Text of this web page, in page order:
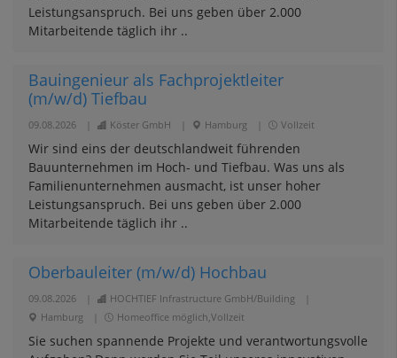
Leistungsanspruch. Bei uns geben über 2.000
Mitarbeitende täglich ihr ..
Bauingenieur als Fachprojektleiter
(m/w/d) Tiefbau
09.08.2026 Köster GmbH Hamburg Vollzeit
Wir sind eins der deutschlandweit führenden
Bauunternehmen im Hoch- und Tiefbau. Was uns als
Familienunternehmen ausmacht, ist unser hoher
Leistungsanspruch. Bei uns geben über 2.000
Mitarbeitende täglich ihr ..
Oberbauleiter (m/w/d) Hochbau
09.08.2026 HOCHTIEF Infrastructure GmbH/Building
Hamburg
Homeoffice möglich,Vollzeit
Sie suchen spannende Projekte und verantwortungsvolle